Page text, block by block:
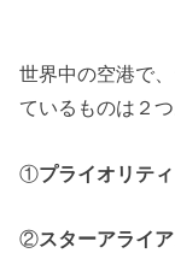
世界中の空港で
ているものは２つ
①プライオリテ
②スターアライ